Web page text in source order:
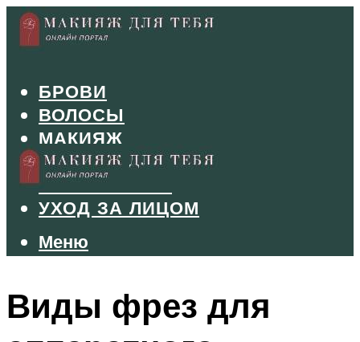
БРОВИ
ВОЛОСЫ
МАКИЯЖ
МАНИКЮР
ТУШЬ И ТЕНИ
УХОД ЗА ЛИЦОМ
Меню
Меню
Виды фрез для